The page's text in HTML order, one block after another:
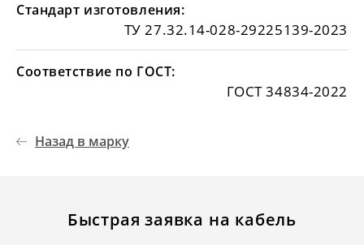
Стандарт изготовления:
ТУ 27.32.14-028-29225139-2023
Соответствие по ГОСТ:
ГОСТ 34834-2022
Назад в марку
Быстрая заявка на кабель